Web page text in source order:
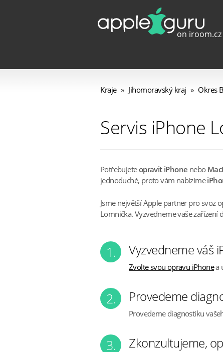
Kraje » Jihomoravský kraj » Okres
Servis iPhone
Potřebujeteopravit iPhone nebo
jednoduché, proto vám nabízíme
Jsme největší Apple partner pro svoz
Lomnička. Vyzvedneme vaše zařízení
1. Vyzvedneme váš
Zvolte svou opravu iPhonea
2. Provedeme
Provedeme diagnostiku
3. Zkonzultujeme,